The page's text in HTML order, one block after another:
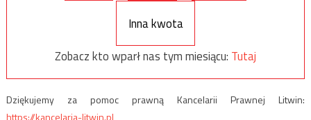
Inna kwota
Zobacz kto wparł nas tym miesiącu: Tutaj
Dziękujemy za pomoc prawną Kancelarii Prawnej Litwin:
https://kancelaria-litwin.pl